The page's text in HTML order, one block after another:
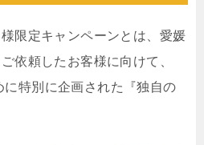
限定キャンペーンとは、愛媛
依頼したお客様に向けて、
に特別に企画された『独自の